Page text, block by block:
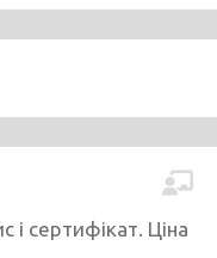
і сертифікат. Ціна